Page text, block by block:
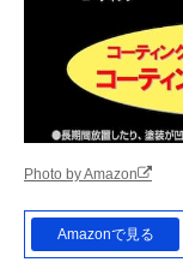
Photo by Amazon
Amazonで見る